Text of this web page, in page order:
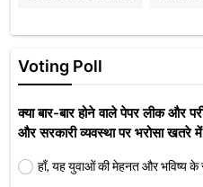
Voting Poll
क्या बार-बार होने वाले पेपर लीक और
और सरकारी व्यवस्था पर भरोसा खतरे
हाँ, यह युवाओं की मेहनत और भविष्य के